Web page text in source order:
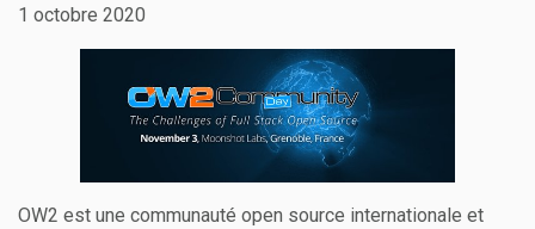
1 octobre 2020
OW2 est une communauté open source internationale et